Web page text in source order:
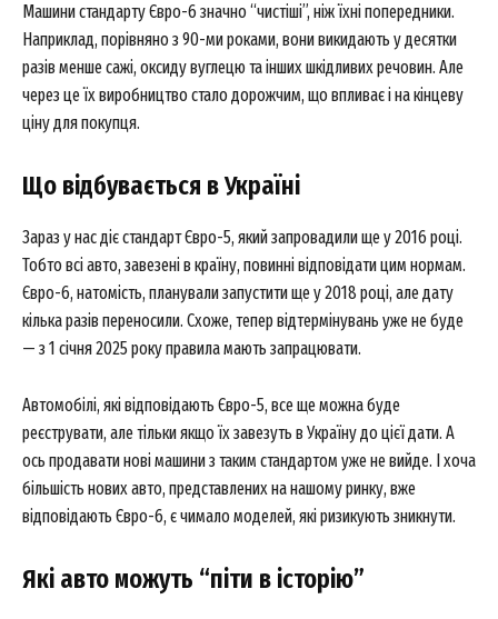
Машини стандарту Євро-6 значно “чистіші”, ніж їхні попередники.
Наприклад, порівняно з 90-ми роками, вони викидають у десятки
разів менше сажі, оксиду вуглецю та інших шкідливих речовин. Але
через це їх виробництво стало дорожчим, що впливає і на кінцеву
ціну для покупця.
Що відбувається в Україні
Зараз у нас діє стандарт Євро-5, який запровадили ще у 2016 році.
Тобто всі авто, завезені в країну, повинні відповідати цим нормам.
Євро-6, натомість, планували запустити ще у 2018 році, але дату
кілька разів переносили. Схоже, тепер відтермінувань уже не буде
— з 1 січня 2025 року правила мають запрацювати.
Автомобілі, які відповідають Євро-5, все ще можна буде
реєструвати, але тільки якщо їх завезуть в Україну до цієї дати. А
ось продавати нові машини з таким стандартом уже не вийде. І хоча
більшість нових авто, представлених на нашому ринку, вже
відповідають Євро-6, є чимало моделей, які ризикують зникнути.
Які авто можуть “піти в історію”